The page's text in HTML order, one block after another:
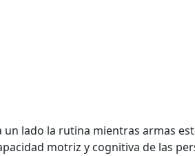
un lado la rutina mientras armas
motriz y cognitiva de las